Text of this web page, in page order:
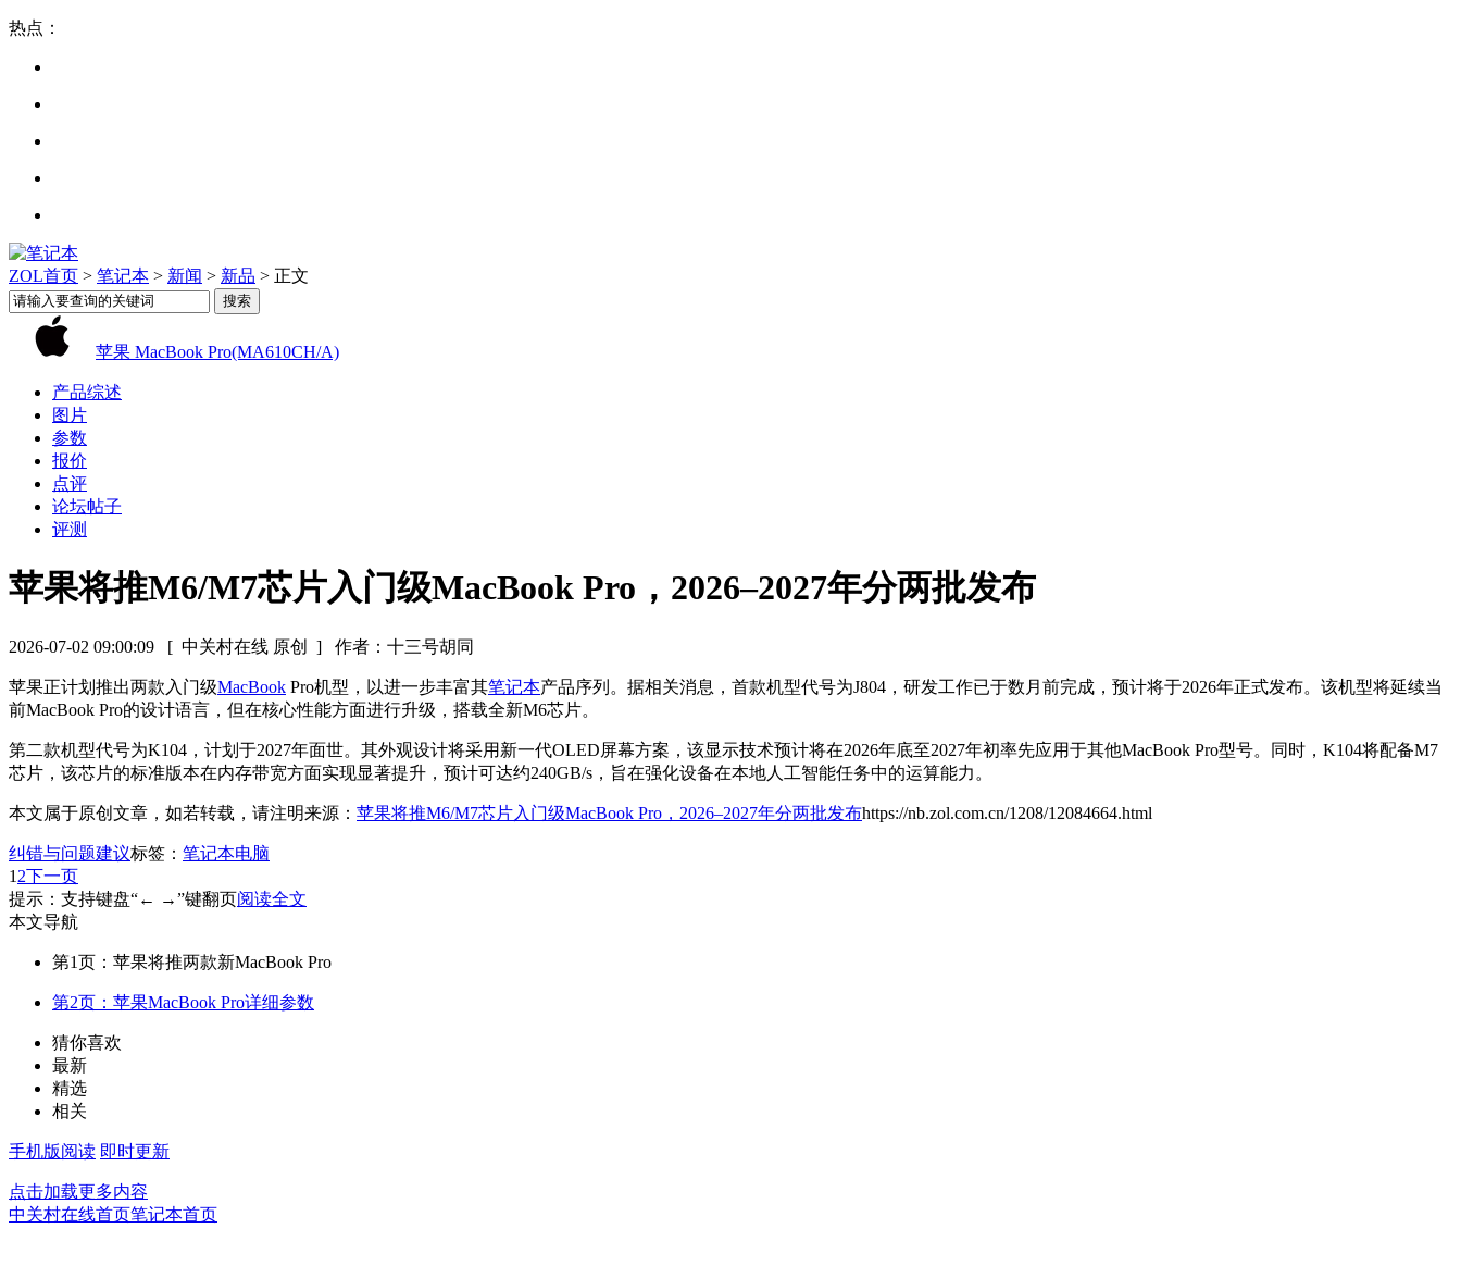
热点：
ZOL首页 > 笔记本 > 新闻 > 新品 > 正文
苹果 MacBook Pro(MA610CH/A)
产品综述
图片
参数
报价
点评
论坛帖子
评测
苹果将推M6/M7芯片入门级MacBook Pro，2026–2027年分两批发布
2026-07-02 09:00:09 [ 中关村在线 原创 ] 作者：十三号胡同
苹果正计划推出两款入门级MacBook Pro机型，以进一步丰富其笔记本产品序列。据相关消息，首款机型代号为J804，研发工作已于数月前完成，预计将于2026年正式发布。该机型将延续当
前MacBook Pro的设计语言，但在核心性能方面进行升级，搭载全新M6芯片。
第二款机型代号为K104，计划于2027年面世。其外观设计将采用新一代OLED屏幕方案，该显示技术预计将在2026年底至2027年初率先应用于其他MacBook Pro型号。同时，K104将配备M7
芯片，该芯片的标准版本在内存带宽方面实现显著提升，预计可达约240GB/s，旨在强化设备在本地人工智能任务中的运算能力。
本文属于原创文章，如若转载，请注明来源： 苹果将推M6/M7芯片入门级MacBook Pro，2026–2027年分两批发布https://nb.zol.com.cn/1208/12084664.html
纠错与问题建议标签： 笔记本电脑
1 2下一页
提示：支持键盘“← →”键翻页阅读全文
本文导航
第1页：苹果将推两款新MacBook Pro
第2页：苹果MacBook Pro详细参数
猜你喜欢
最新
精选
相关
手机版阅读 即时更新
点击加载更多内容
中关村在线首页笔记本首页